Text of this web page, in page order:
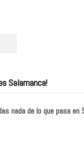
Salamanca!
nada de lo que pasa en